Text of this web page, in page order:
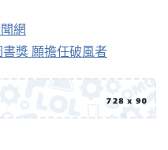
網
獎 願擔任破風者